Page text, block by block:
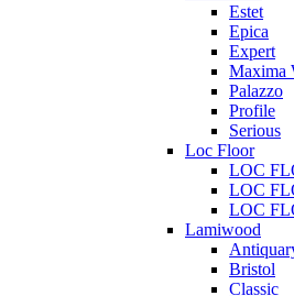
Estet
Epica
Expert
Maxima
Palazzo
Profile
Serious
Loc Floor
LOC
LOC
LOC
Lamiwood
Bristol
Classic